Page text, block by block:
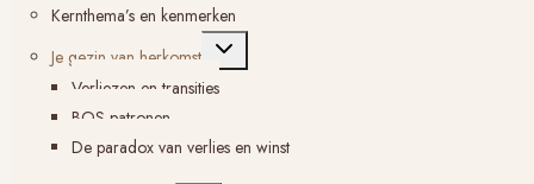
Kernthema’s en kenmerken
Je gezin van herkomst
Toggle
Verliezen en transities
BOS-patronen
De paradox van verlies en winst